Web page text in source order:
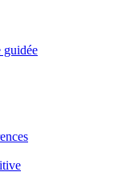
guidée